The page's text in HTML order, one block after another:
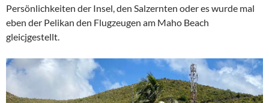
Persönlichkeiten der Insel, den Salzernten oder es wurde mal
eben der Pelikan den Flugzeugen am Maho Beach
gleicjgestellt.